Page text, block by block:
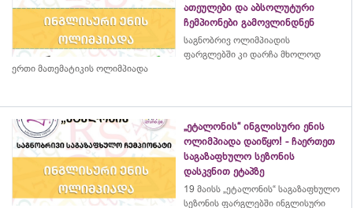
ათეულები და აბსოლუტური
ჩემპიონები გამოვლინდნენ
საგნობრივ ოლიმპიადის
ფარგლებში კი დარჩა მხოლოდ
ერთი მათემატიკის ოლიმპიადა
„ეტალონის“ ინგლისური ენის
ოლიმპიადა დაიწყო! - ჩაერთეთ
საგაზაფხულო სეზონის
დასკვნით ეტაპზე
19 მაისს „ეტალონის“ საგაზაფხულო
სეზონის ფარგლებში ინგლისური